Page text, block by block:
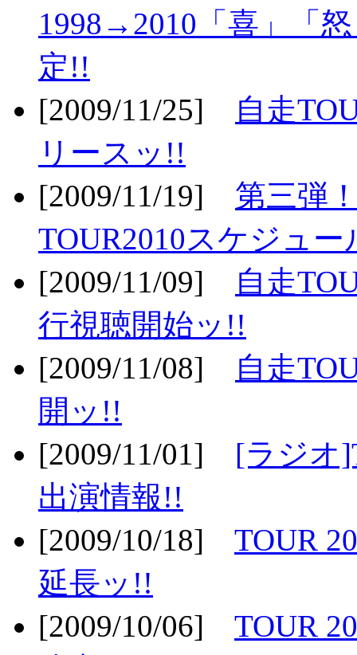
1998→2010「喜」「
定!!
[2009/11/25]
自走
リースッ!!
[2009/11/19] 第三弾
TOUR2010スケジュー
[2009/11/09]
自走
行視聴開始ッ!!
[2009/11/08]
自走
開ッ!!
[2009/11/01] [ラジオ
出演情報!!
[2009/10/18] TOUR
延長ッ!!
[2009/10/06] TOUR